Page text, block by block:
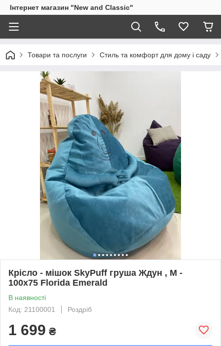
Інтернет магазин "New and Classic"
Товари та послуги Стиль та комфорт для дому і саду
Крісло - мішок SkyPuff груша Ждун , M -
100х75 Florida Emerald
В наявності
Код: 21100001
Роздріб
1 699 ₴